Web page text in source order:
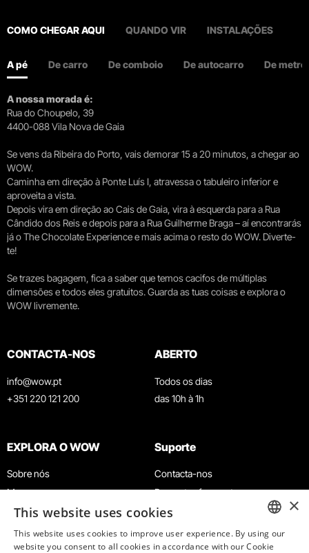
COMO CHEGAR AQUI QUANDO VIR INSTALAÇÕES
A pé De carro De comboio De autocarro De metro
A nossa morada é:
Rua do Choupelo, 39
4400-088 Vila Nova de Gaia
Se vens da Ribeira do Porto, vais demorar 15 a 20 minutos, a chegar ao
WOW.
Caminha em direção à Ponte Luís I, atravessa o tabuleiro inferior e
aproveita a vista.
Depois vira em direção ao Cais de Gaia, vira à esquerda para a Rua
Cândido dos Reis e depois para a Rua Guilherme Braga – aí encontrarás
já o The Chocolate Experience e mais acima o resto do WOW. Diverte-
te!
Se trazes bagagem, fica a saber que temos cacifos de múltiplas
dimensões e todos eles gratuitos. Guarda as tuas coisas e explora o
WOW livremente.
CONTACTA-NOS
info@wow.pt
+351 220 121 200
ABERTO
Todos os dias
das 10h à 1h
EXPLORA O WOW
Sobre nós
Museus
Agenda
Notícias
Restaurantes
Suporte
Contacta-nos
Perguntas frequentes
Termos e Condições
Política de privacidade e cookies
Trabalha connosco
ENGLISH
×
This website uses cookies
This website uses cookies to improve user experience. By using our
website you consent to all cookies in accordance with our Cookie